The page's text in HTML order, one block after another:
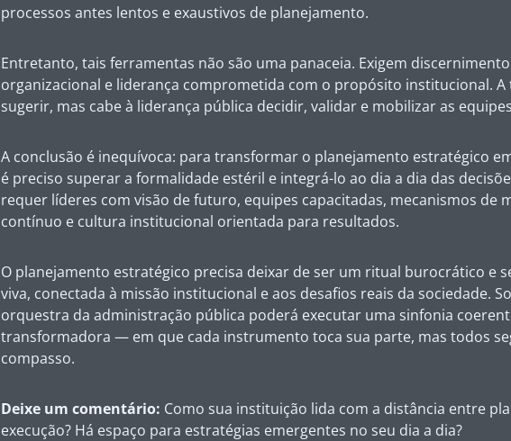
processos antes lentos e exaustivos de planejamento.
Entretanto, tais ferramentas não são uma panaceia. Exigem
organizacional e liderança comprometida com o propósito institucional. A
sugerir, mas cabe à liderança pública decidir, validar e mobilizar as
A conclusão é inequívoca: para transformar o planejamento estratégico
é preciso superar a formalidade estéril e integrá-lo ao dia a dia das
requer líderes com visão de futuro, equipes capacitadas, mecanismos de
contínuo e cultura institucional orientada para resultados.
O planejamento estratégico precisa deixar de ser um ritual burocrático e
viva, conectada à missão institucional e aos desafios reais da sociedade.
orquestra da administração pública poderá executar uma sinfonia
transformadora — em que cada instrumento toca sua parte, mas todos
compasso.
Deixe um comentário: Como sua instituição lida com a distância entre
execução? Há espaço para estratégias emergentes no seu dia a dia?